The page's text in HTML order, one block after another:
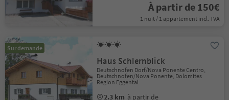
À partir de 150€
1 nuit / 1 appartement incl. TVA
Sur demande
Haus Schlernblick
Deutschnofen Dorf/Nova Ponente Centro,
Deutschnofen/Nova Ponente, Dolomites
Region Eggental
2.3 km à partir de